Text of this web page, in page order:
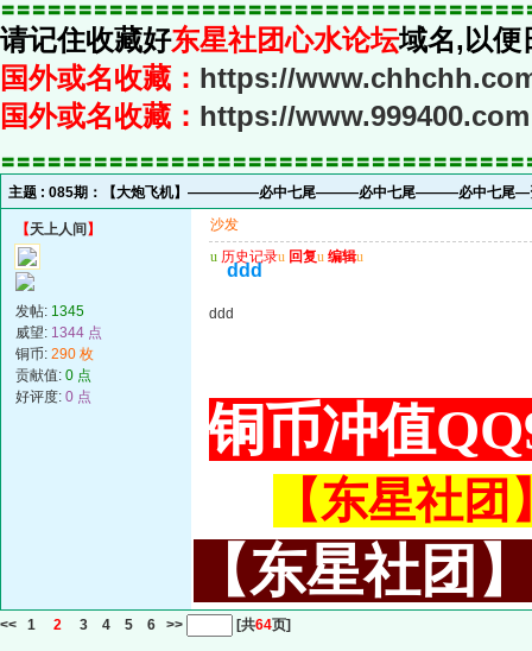
〓〓〓〓〓〓〓〓〓〓〓〓〓〓〓〓〓〓〓〓〓〓〓〓〓〓〓〓〓〓〓〓〓〓
请记住收藏好东星社团心水论坛域名,以便
国外或名收藏： https://
国外或名收藏： https://www.999400.com
〓〓〓〓〓〓〓〓〓〓〓〓〓〓〓〓〓〓〓〓〓〓〓〓〓〓〓〓〓〓〓〓〓〓
主题 : 085期：【大炮飞机】—————必中七尾———必中七尾———必中七尾—
【天上人间 】
发帖: 1345
威望: 1344 点
铜币: 290 枚
贡献值: 0 点
好评度: 0 点
沙发
u 历史记录u 回复u 编辑u
ddd
ddd
铜币冲值
【东星社
【东星社团
<< 1 2 3 4 5 6 >> [共64页]